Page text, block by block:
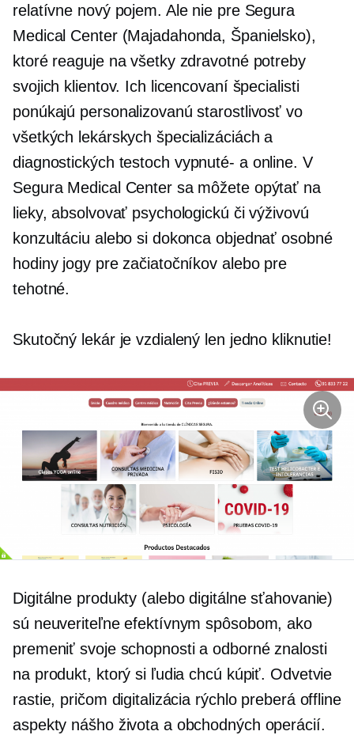
relatívne nový pojem. Ale nie pre Segura
Medical Center (Majadahonda, Španielsko),
ktoré reaguje na všetky zdravotné potreby
svojich klientov. Ich licencovaní špecialisti
ponúkajú personalizovanú starostlivosť vo
všetkých lekárskych špecializáciách a
diagnostických testoch vypnuté- a online. V
Segura Medical Center sa môžete opýtať na
lieky, absolvovať psychologickú či výživovú
konzultáciu alebo si dokonca objednať osobné
hodiny jogy pre začiatočníkov alebo pre
tehotné.
Skutočný lekár je vzdialený len jedno kliknutie!
Digitálne produkty (alebo digitálne sťahovanie)
sú neuveriteľne efektívnym spôsobom, ako
premeniť svoje schopnosti a odborné znalosti
na produkt, ktorý si ľudia chcú kúpiť. Odvetvie
rastie, pričom digitalizácia rýchlo preberá offline
aspekty nášho života a obchodných operácií.